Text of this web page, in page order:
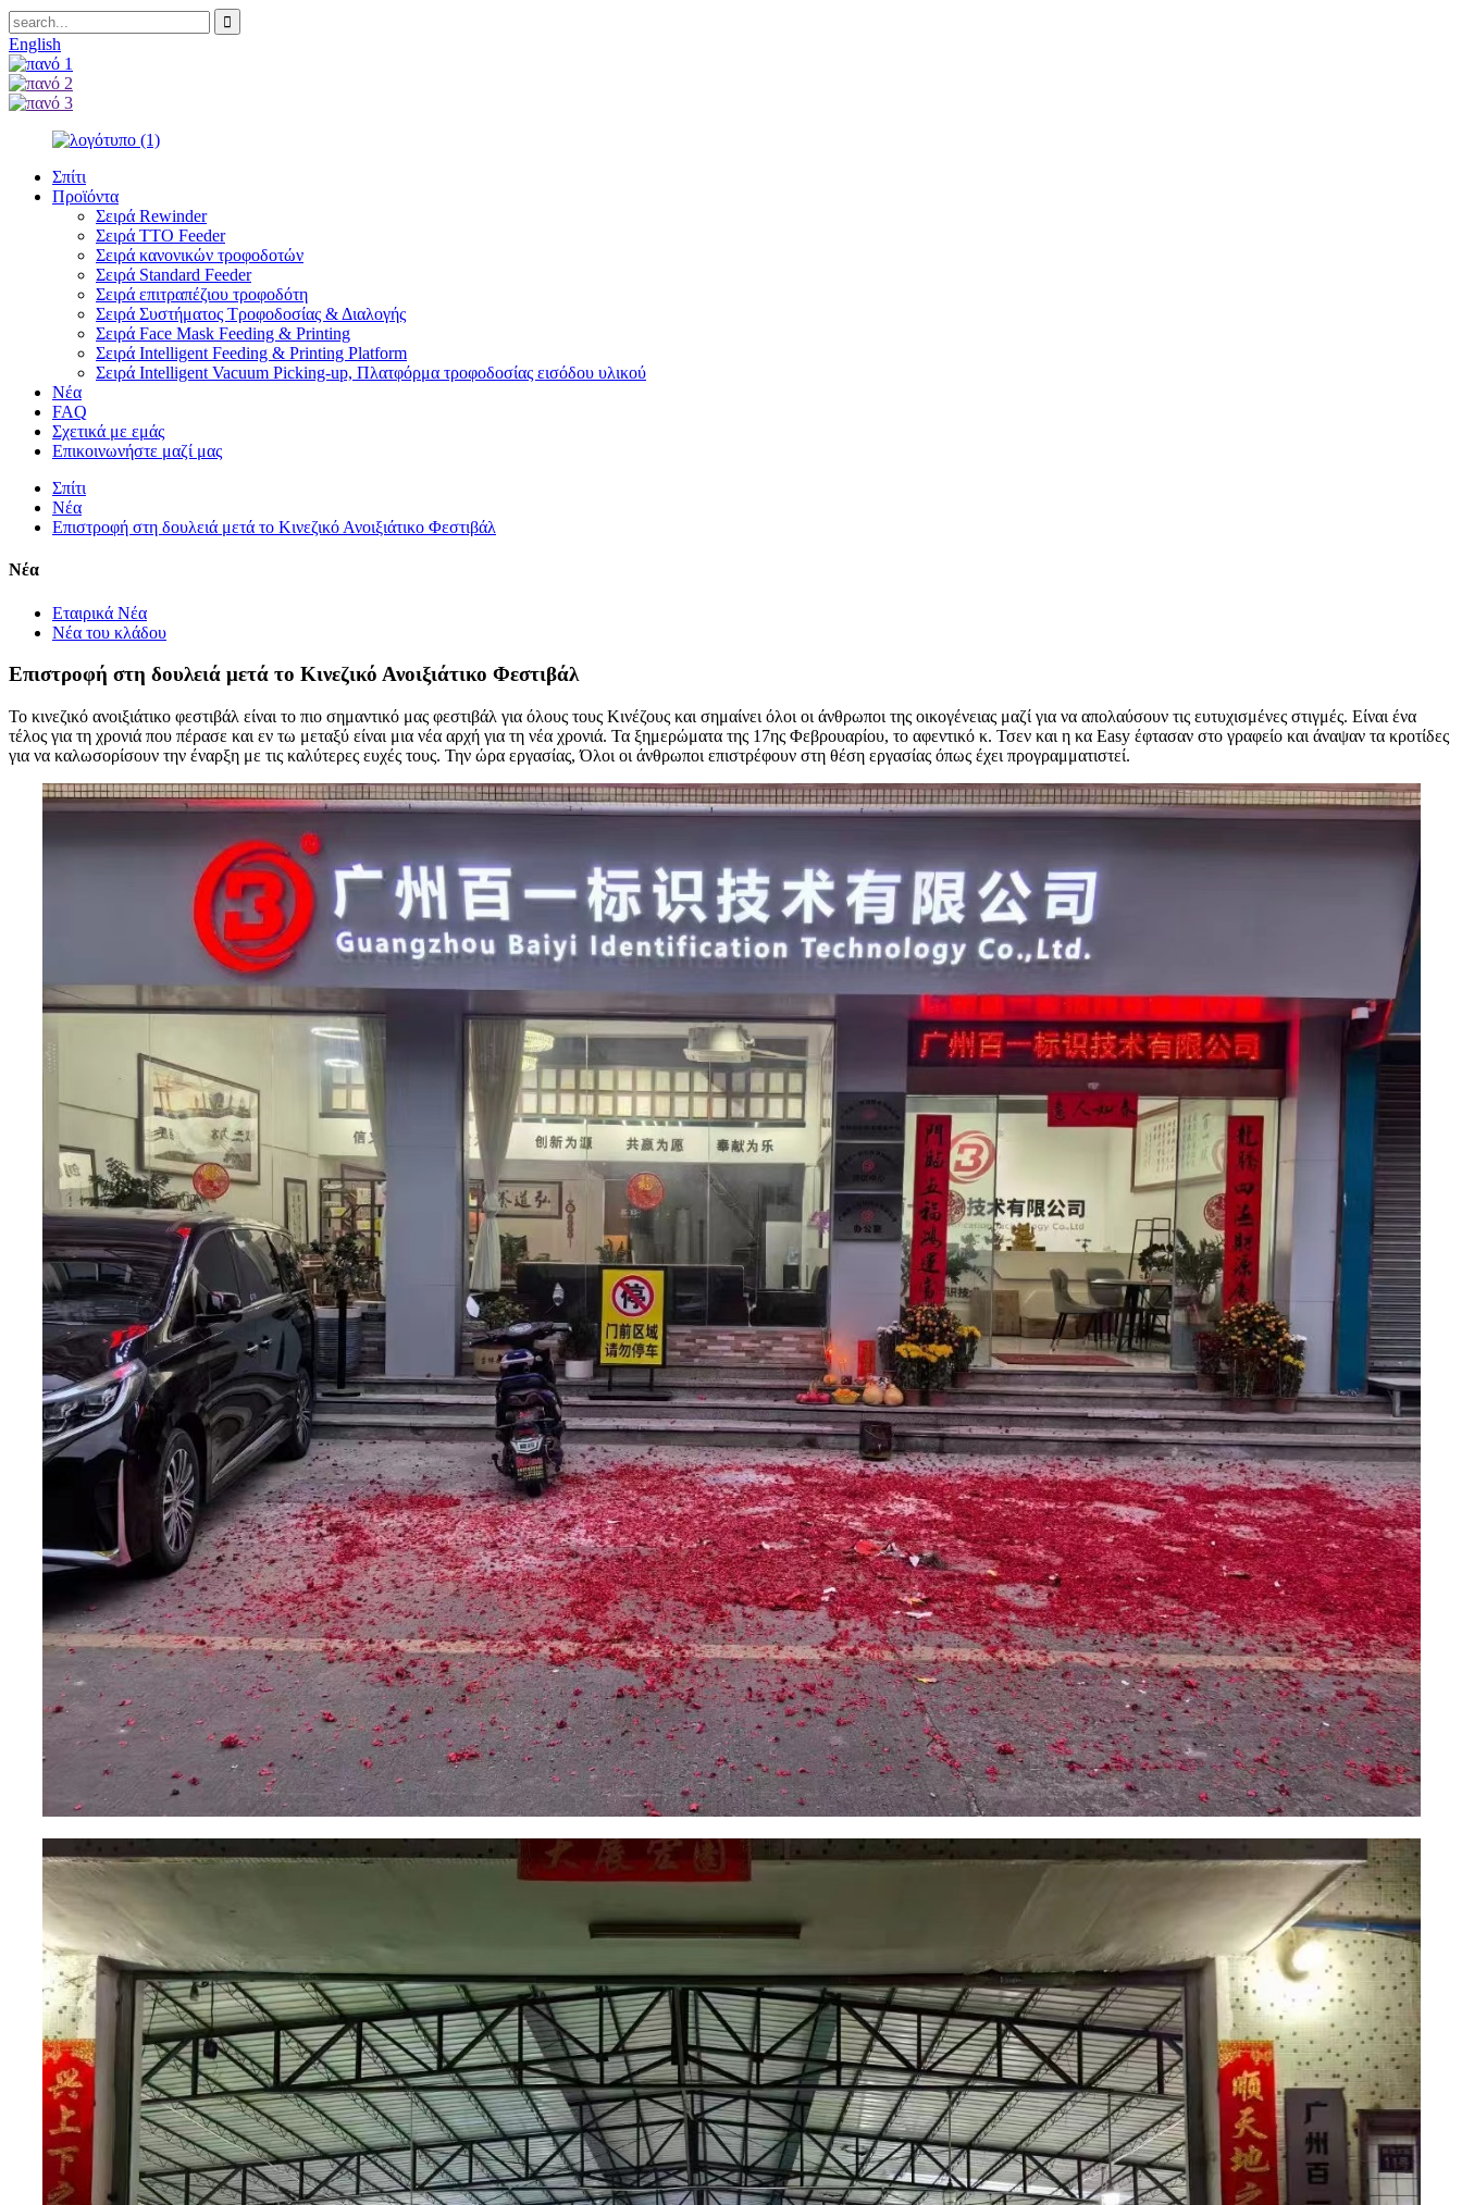
English
Σπίτι
Προϊόντα
Σειρά Rewinder
Σειρά TTO Feeder
Σειρά κανονικών τροφοδοτών
Σειρά Standard Feeder
Σειρά επιτραπέζιου τροφοδότη
Σειρά Συστήματος Τροφοδοσίας & Διαλογής
Σειρά Face Mask Feeding & Printing
Σειρά Intelligent Feeding & Printing Platform
Σειρά Intelligent Vacuum Picking-up, Πλατφόρμα τροφοδοσίας εισόδου υλικού
Νέα
FAQ
Σχετικά με εμάς
Επικοινωνήστε μαζί μας
Σπίτι
Νέα
Επιστροφή στη δουλειά μετά το Κινεζικό Ανοιξιάτικο Φεστιβάλ
Νέα
Εταιρικά Νέα
Νέα του κλάδου
Επιστροφή στη δουλειά μετά το Κινεζικό Ανοιξιάτικο Φεστιβάλ
Το κινεζικό ανοιξιάτικο φεστιβάλ είναι το πιο σημαντικό μας φεστιβάλ για όλους τους Κινέζους και σημαίνει όλοι οι άνθρωποι της οικογένειας μαζί για να απολαύσουν τις ευτυχισμένες στιγμές. Είναι ένα
τέλος για τη χρονιά που πέρασε και εν τω μεταξύ είναι μια νέα αρχή για τη νέα χρονιά. Τα ξημερώματα της 17ης Φεβρουαρίου, το αφεντικό κ. Τσεν και η κα Easy έφτασαν στο γραφείο και άναψαν τα κροτίδες
για να καλωσορίσουν την έναρξη με τις καλύτερες ευχές τους. Την ώρα εργασίας, Όλοι οι άνθρωποι επιστρέφουν στη θέση εργασίας όπως έχει προγραμματιστεί.